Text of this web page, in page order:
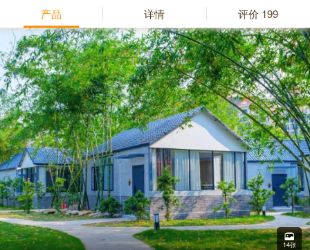
产品 详情 评价 199
14张